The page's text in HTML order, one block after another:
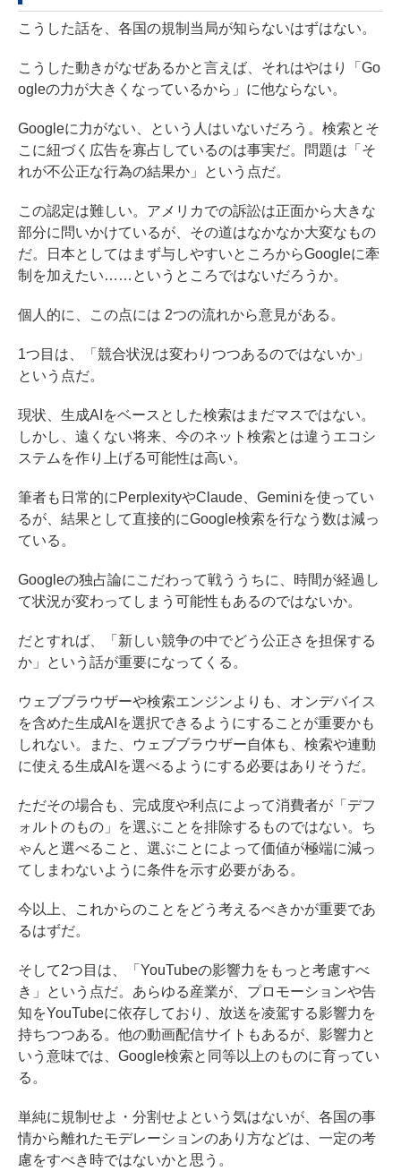
こうした話を、各国の規制当局が知らないはずはない。
こうした動きがなぜあるかと言えば、それはやはり「Go
ogleの力が大きくなっているから」に他ならない。
Googleに力がない、という人はいないだろう。検索とそ
こに紐づく広告を寡占しているのは事実だ。問題は「そ
れが不公正な行為の結果か」という点だ。
この認定は難しい。アメリカでの訴訟は正面から大きな
部分に問いかけているが、その道はなかなか大変なもの
だ。日本としてはまず与しやすいところからGoogleに牽
制を加えたい……というところではないだろうか。
個人的に、この点には 2つの流れから意見がある。
1つ目は、「競合状況は変わりつつあるのではないか」
という点だ。
現状、生成AIをベースとした検索はまだマスではない。
しかし、遠くない将来、今のネット検索とは違うエコシ
ステムを作り上げる可能性は高い。
筆者も日常的にPerplexityやClaude、Geminiを使ってい
るが、結果として直接的にGoogle検索を行なう数は減っ
ている。
Googleの独占論にこだわって戦ううちに、時間が経過し
て状況が変わってしまう可能性もあるのではないか。
だとすれば、「新しい競争の中でどう公正さを担保する
か」という話が重要になってくる。
ウェブブラウザーや検索エンジンよりも、オンデバイス
を含めた生成AIを選択できるようにすることが重要かも
しれない。また、ウェブブラウザー自体も、検索や連動
に使える生成AIを選べるようにする必要はありそうだ。
ただその場合も、完成度や利点によって消費者が「デフ
ォルトのもの」を選ぶことを排除するものではない。ち
ゃんと選べること、選ぶことによって価値が極端に減っ
てしまわないように条件を示す必要がある。
今以上、これからのことをどう考えるべきかが重要であ
るはずだ。
そして2つ目は、「YouTubeの影響力をもっと考慮すべ
き」という点だ。あらゆる産業が、プロモーションや告
知をYouTubeに依存しており、放送を凌駕する影響力を
持ちつつある。他の動画配信サイトもあるが、影響力と
いう意味では、Google検索と同等以上のものに育ってい
る。
単純に規制せよ・分割せよという気はないが、各国の事
情から離れたモデレーションのあり方などは、一定の考
慮をすべき時ではないかと思う。